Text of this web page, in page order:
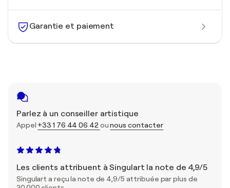
Garantie et paiement
Parlez à un conseiller artistique
Appel +33 1 76 44 06 42 ounous contacter
Les clients attribuent à Singulart la note de 4,9/5
Singulart a reçu la note de 4,9/5 attribuée par plus de